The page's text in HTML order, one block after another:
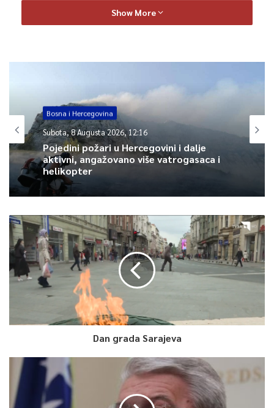
0
Show More
Bosna i Hercegovina
Subota, 8 Augusta 2026, 12:16
Pojedini požari u Hercegovini i dalje
aktivni, angažovano više vatrogasaca i
helikopter
Dan grada Sarajeva